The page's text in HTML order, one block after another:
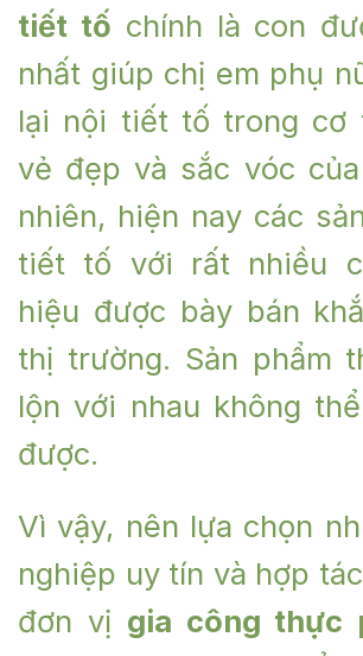
tiết tố chính là con
nhất giúp chị em phụ
lại nội tiết tố trong cơ
vẻ đẹp và sắc vóc
nhiên, hiện nay các
tiết tố với rất nhiều
hiệu được bày bán
thị trường. Sản phẩm
lộn với nhau không
được.
Vì vậy, nên lựa chọn
nghiệp uy tín và hợp
đơn vị gia công thực